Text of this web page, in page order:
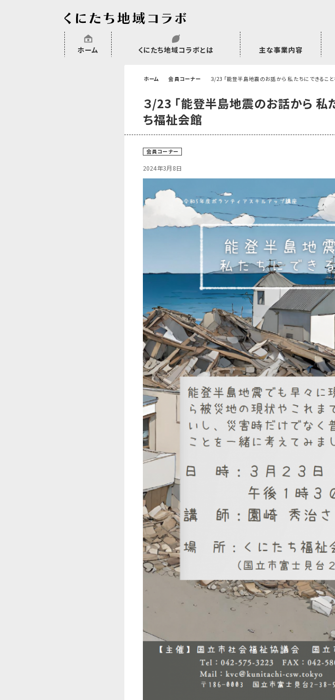
ホーム くにたち地域コラボとは 主な事業内容
ホーム 会員コーナー ３/23 「能登半島地震のお話から 私たちにできるこ
３/23 「能登半島地震のお話から 私
ち福祉会館
会員コーナー
2024年3月8日